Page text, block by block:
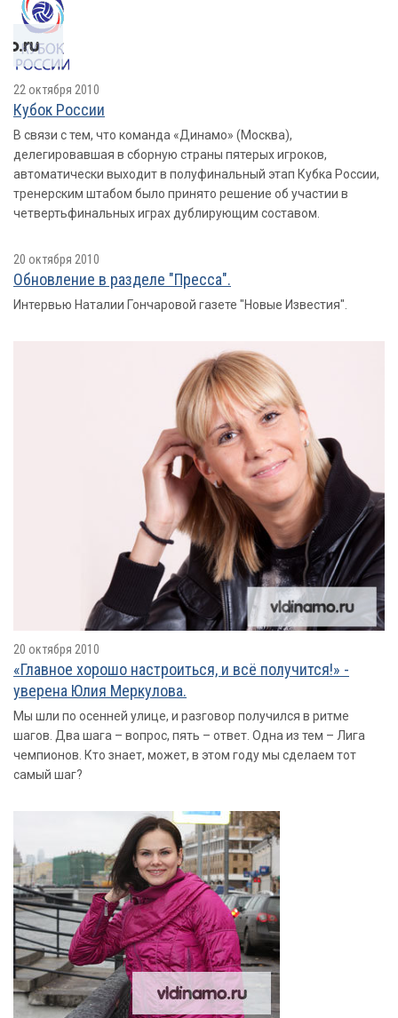
22 октября 2010
Кубок России
В связи с тем, что команда «Динамо» (Москва),
делегировавшая в сборную страны пятерых игроков,
автоматически выходит в полуфинальный этап Кубка России,
тренерским штабом было принято решение об участии в
четвертьфинальных играх дублирующим составом.
20 октября 2010
Обновление в разделе "Пресса".
Интервью Наталии Гончаровой газете "Новые Известия".
20 октября 2010
«Главное хорошо настроиться, и всё получится!» -
уверена Юлия Меркулова.
Мы шли по осенней улице, и разговор получился в ритме
шагов. Два шага – вопрос, пять – ответ. Одна из тем – Лига
чемпионов. Кто знает, может, в этом году мы сделаем тот
самый шаг?